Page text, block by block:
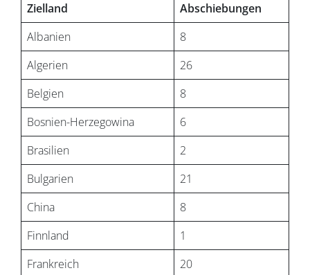
Zielland
Abschiebungen
Albanien
8
Algerien
26
Belgien
8
Bosnien-Herzegowina
6
Brasilien
2
Bulgarien
21
China
8
Finnland
1
Frankreich
20